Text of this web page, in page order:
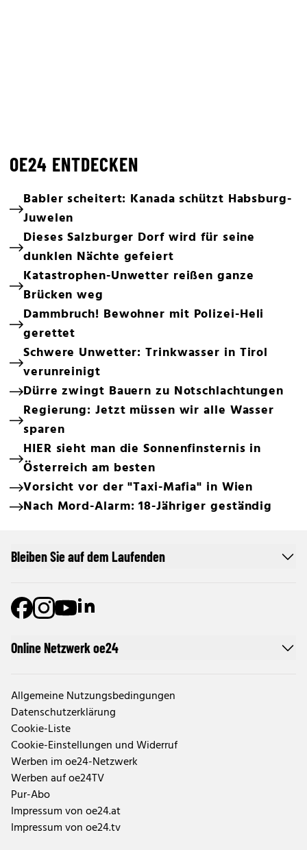
OE24 ENTDECKEN
Babler scheitert: Kanada schützt Habsburg-
Juwelen
Dieses Salzburger Dorf wird für seine
dunklen Nächte gefeiert
Katastrophen-Unwetter reißen ganze
Brücken weg
Dammbruch! Bewohner mit Polizei-Heli
gerettet
Schwere Unwetter: Trinkwasser in Tirol
verunreinigt
Dürre zwingt Bauern zu Notschlachtungen
Regierung: Jetzt müssen wir alle Wasser
sparen
HIER sieht man die Sonnenfinsternis in
Österreich am besten
Vorsicht vor der "Taxi-Mafia" in Wien
Nach Mord-Alarm: 18-Jähriger geständig
Online Netzwerk oe24
Allgemeine Nutzungsbedingungen
Datenschutzerklärung
Cookie-Liste
Cookie-Einstellungen und Widerruf
Werben im oe24-Netzwerk
Werben auf oe24TV
Pur-Abo
Impressum von oe24.at
Impressum von oe24.tv
Bleiben Sie auf dem Laufenden